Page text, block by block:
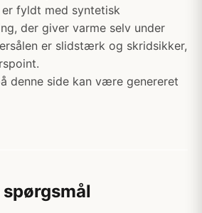
fyldt med syntetisk
der giver varme selv under
er slidstærk og skridsikker,
denne side kan være genereret